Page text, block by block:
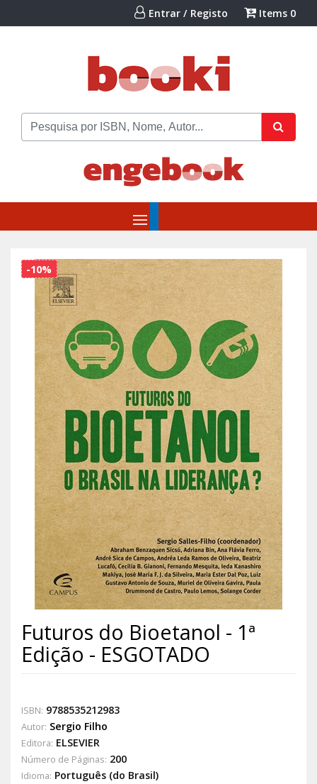
Entrar / Registo Items 0
-10%
Futuros do Bioetanol - 1ª
Edição - ESGOTADO
ISBN: 9788535212983
Autor: Sergio Filho
Editora: ELSEVIER
Número de Páginas: 200
Idioma: Português (do Brasil)